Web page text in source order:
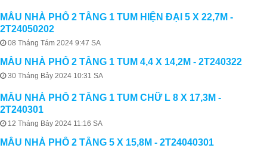
MẪU NHÀ PHỐ 2 TẦNG 1 TUM HIỆN ĐẠI 5 X 22,7M -
2T24050202
08 Tháng Tám 2024 9:47 SA
MẪU NHÀ PHỐ 2 TẦNG 1 TUM 4,4 X 14,2M - 2T240322
30 Tháng Bảy 2024 10:31 SA
MẪU NHÀ PHỐ 2 TẦNG 1 TUM CHỮ L 8 X 17,3M -
2T240301
12 Tháng Bảy 2024 11:16 SA
MẪU NHÀ PHỐ 2 TẦNG 5 X 15,8M - 2T24040301